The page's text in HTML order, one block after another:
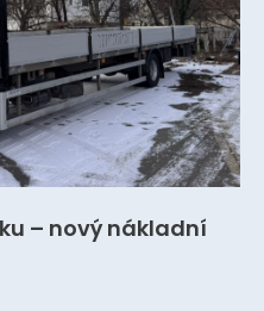
– nový nákladní